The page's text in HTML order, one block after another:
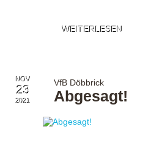
WEITERLESEN
NOV
23
2021
VfB Döbbrick
Abgesagt!